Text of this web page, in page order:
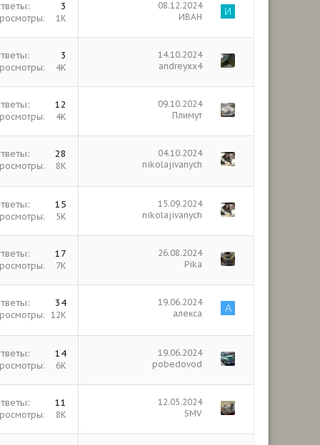
3
1К
08.12.2024
ИВАН
И
3
4К
14.10.2024
andreyxx4
12
4К
09.10.2024
Плимут
28
8К
04.10.2024
nikolajivanych
15
5К
15.09.2024
nikolajivanych
17
7К
26.08.2024
Pika
34
12К
19.06.2024
алекса
А
14
6К
19.06.2024
pobedovod
11
8К
12.05.2024
SMV